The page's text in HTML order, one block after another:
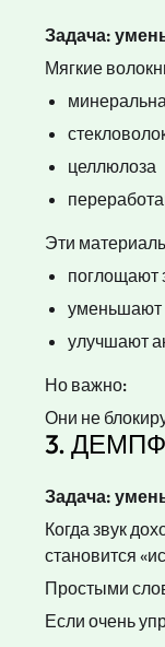
Задача:
Мягкие
целлюлоза
Эти
поглощают
уменьшают
улучшают
Но важно:
Они не
3.
Задача:
Когда звук
становится
Простыми
Если очень